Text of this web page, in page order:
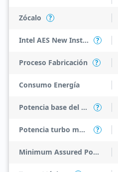
Zócalo ?
Intel AES New Instructions ?
Proceso Fabricación ?
Consumo Energía
Potencia base del procesador ?
Potencia turbo máxima ?
Minimum Assured Power